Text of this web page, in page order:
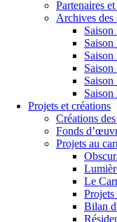
Partenaires
Archives des
Saison
Projets et créations
Créations
Fonds
Projets au
Le
Bilan